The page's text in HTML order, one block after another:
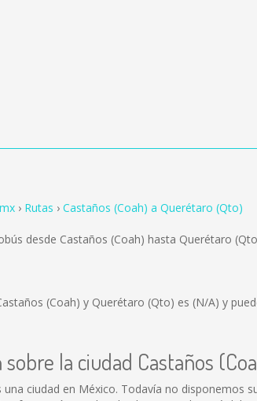
Rutas Castaños (Coah) a Querétaro (Qto)
desde Castaños (Coah) hasta Querétaro
(Coah) y Querétaro (Qto) es (N/A) y
la ciudad Castaños
una ciudad en México. Todavía no disponemos